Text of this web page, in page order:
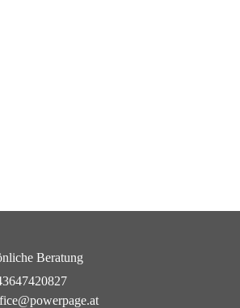
Beratung